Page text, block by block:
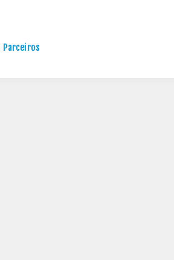
Parceiros